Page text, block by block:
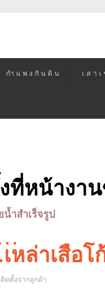
กำแพงกันดิน เสา
ที่หน้างา
น้ำสำเร็จรูป
หล่าเสือ
ดตั้งจากลูกค้า